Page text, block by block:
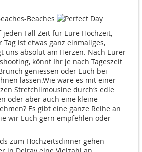
Fall Zeit für Eure Hochzeit,
Tag ist etwas ganz einmaliges,
uns absolut am Herzen. Nach Eurer
könnt Ihr je nach Tageszeit
geniessen oder Euch bei
lassen.Wie wäre es mit einer
Stretchlimousine durch‘s edle
oder aber auch eine kleine
Es gibt eine ganze Reihe an
wir Euch gern empfehlen oder
zum Hochzeitsdinner gehen